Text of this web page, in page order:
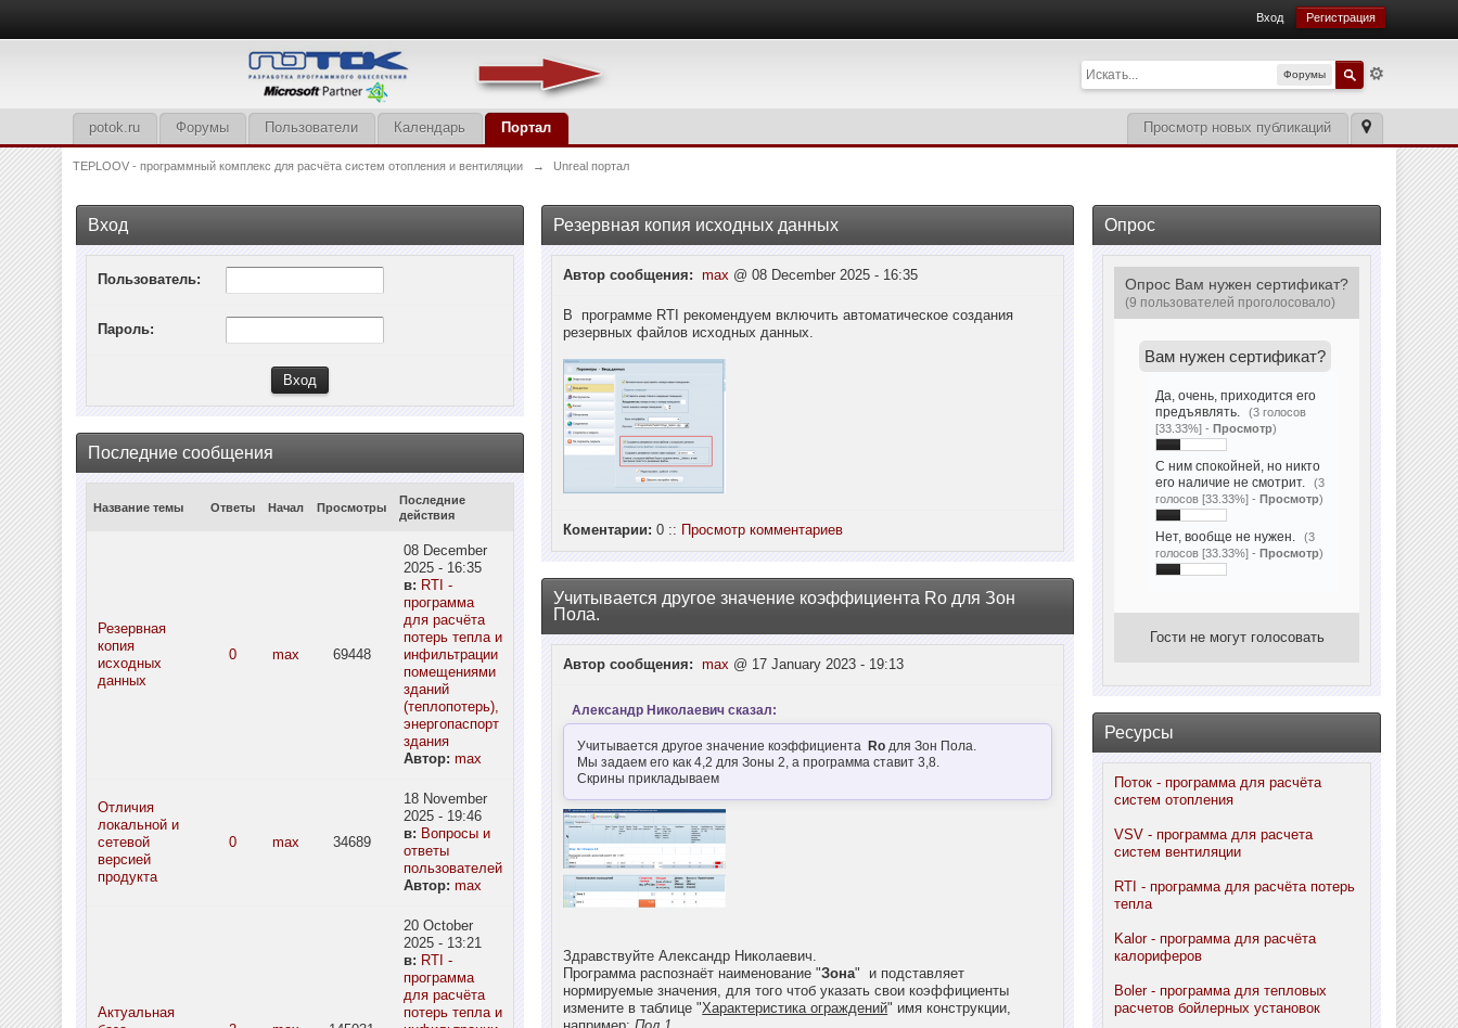
Вход Регистрация
Форумы
Просмотр новых публикаций
potok.ru Форумы Пользователи Календарь Портал
TEPLOOV - программный комплекс для расчёта систем отопления и вентиляции → Unreal портал
Вход
Пользователь:
Пароль:
Последние сообщения
Название темы Ответы Начал Просмотры
Последние
действия
Резервная
копия
исходных
данных
0 max 69448
08 December
2025 - 16:35
в: RTI -
программа
для расчёта
потерь тепла и
инфильтрации
помещениями
зданий
(теплопотерь),
энергопаспорт
здания
Автор:max
Отличия
локальной и
сетевой
версией
продукта
0 max 34689
18 November
2025 - 19:46
в: Вопросы и
ответы
пользователей
Автор:max
Актуальная
20 October
2025 - 13:21
в: RTI -
программа
для расчёта
потерь тепла и
Резервная копия исходных данных
Автор сообщения: max @ 08 December 2025 - 16:35
В программе RTI рекомендуем включить автоматическое создания
резервных файлов исходных данных.
Коментарии: 0 :: Просмотр комментариев
Учитывается другое значение коэффициента Ro для Зон
Пола.
Автор сообщения: max @ 17 January 2023 - 19:13
Александр Николаевич сказал:
Учитывается другое значение коэффициентаRo для Зон Пола.
Мы задаем его как 4,2 для Зоны 2, а программа ставит 3,8.
Скрины прикладываем
Здравствуйте Александр Николаевич.
Программа распознаёт наименование "Зона" и подставляет
нормируемые значения, для того чтоб указать свои коэффициенты
измените в таблице "Характеристика ограждений" имя конструкции,
Опрос
Опрос Вам нужен сертификат?
(9 пользователей проголосовало)
Вам нужен сертификат?
Да, очень, приходится его
предъявлять.
(3 голосов
[33.33%] -Просмотр)
С ним спокойней, но никто
его наличие не смотрит.
(3
голосов [33.33%] -Просмотр)
Нет, вообще не нужен.
(3
голосов [33.33%] -Просмотр)
Гости не могут голосовать
Ресурсы
Поток - программа для расчёта
систем отопления
VSV - программа для расчета
систем вентиляции
RTI - программа для расчёта потерь
тепла
Kalor - программа для расчёта
калориферов
Boler - программа для тепловых
расчетов бойлерных установок